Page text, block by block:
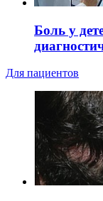
Боль у
Для пациентов